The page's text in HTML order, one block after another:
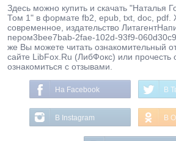
Здесь можно купить и скачать "Наталья
Том 1" в формате fb2, epub, txt, doc, pdf.
современное, издательство
пером3bee7bab-2fae-102d-93f9-
же Вы можете читать ознакомительный
сайте LibFox.Ru (ЛибФокс) или прочесть
ознакомиться с отзывами.
На Facebook В
В Instagram В